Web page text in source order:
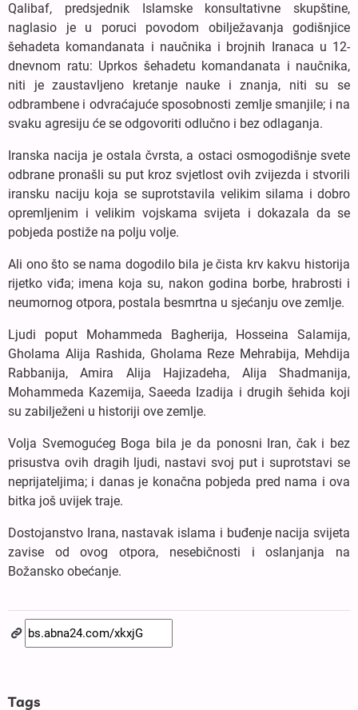
Qalibaf, predsjednik Islamske konsultativne skupštine,
naglasio je u poruci povodom obilježavanja godišnjice
šehadeta komandanata i naučnika i brojnih Iranaca u 12-
dnevnom ratu: Uprkos šehadetu komandanata i naučnika,
niti je zaustavljeno kretanje nauke i znanja, niti su se
odbrambene i odvraćajuće sposobnosti zemlje smanjile; i na
svaku agresiju će se odgovoriti odlučno i bez odlaganja.
Iranska nacija je ostala čvrsta, a ostaci osmogodišnje svete
odbrane pronašli su put kroz svjetlost ovih zvijezda i stvorili
iransku naciju koja se suprotstavila velikim silama i dobro
opremljenim i velikim vojskama svijeta i dokazala da se
pobjeda postiže na polju volje.
Ali ono što se nama dogodilo bila je čista krv kakvu historija
rijetko viđa; imena koja su, nakon godina borbe, hrabrosti i
neumornog otpora, postala besmrtna u sjećanju ove zemlje.
Ljudi poput Mohammeda Bagherija, Hosseina Salamija,
Gholama Alija Rashida, Gholama Reze Mehrabija, Mehdija
Rabbanija, Amira Alija Hajizadeha, Alija Shadmanija,
Mohammeda Kazemija, Saeeda Izadija i drugih šehida koji
su zabilježeni u historiji ove zemlje.
Volja Svemogućeg Boga bila je da ponosni Iran, čak i bez
prisustva ovih dragih ljudi, nastavi svoj put i suprotstavi se
neprijateljima; i danas je konačna pobjeda pred nama i ova
bitka još uvijek traje.
Dostojanstvo Irana, nastavak islama i buđenje nacija svijeta
zavise od ovog otpora, nesebičnosti i oslanjanja na
Božansko obećanje.
Tags